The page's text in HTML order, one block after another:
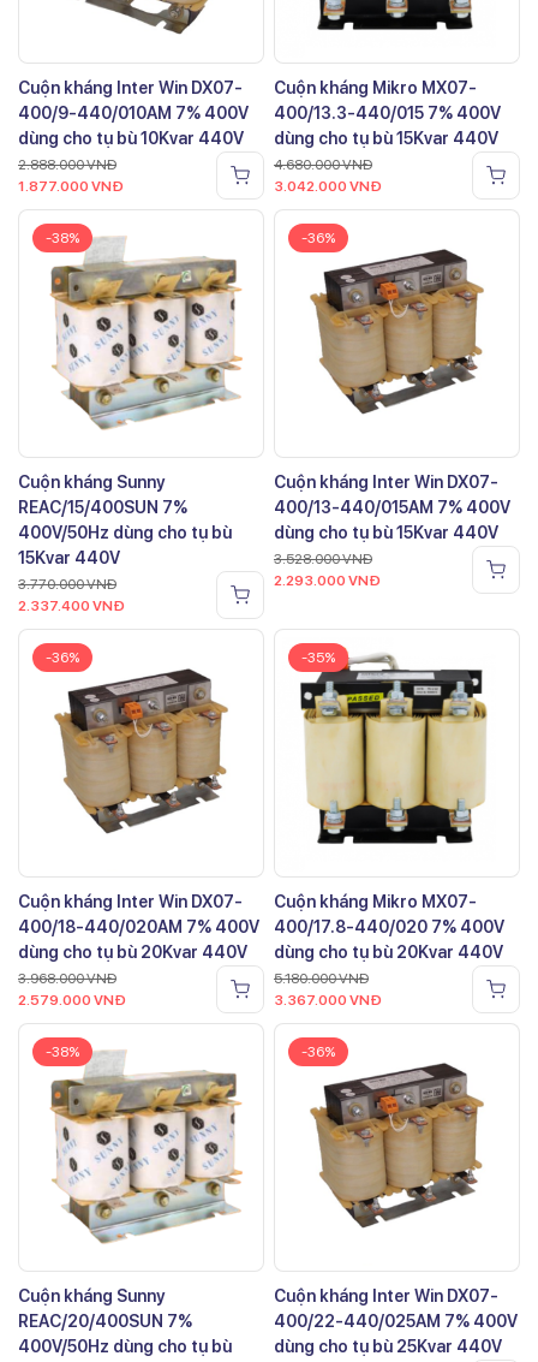
Cuộn kháng Inter Win DX07-
400/9-440/010AM 7% 400V
dùng cho tụ bù 10Kvar 440V
2.888.000VNĐ
1.877.000 VNĐ
Cuộn kháng Mikro MX07-
400/13.3-440/015 7% 400V
dùng cho tụ bù 15Kvar 440V
4.680.000VNĐ
3.042.000 VNĐ
-38%
Cuộn kháng Sunny
REAC/15/400SUN 7%
400V/50Hz dùng cho tụ bù
15Kvar 440V
3.770.000VNĐ
2.337.400 VNĐ
-36%
Cuộn kháng Inter Win DX07-
400/13-440/015AM 7% 400V
dùng cho tụ bù 15Kvar 440V
3.528.000VNĐ
2.293.000 VNĐ
-36%
Cuộn kháng Inter Win DX07-
400/18-440/020AM 7% 400V
dùng cho tụ bù 20Kvar 440V
3.968.000VNĐ
2.579.000 VNĐ
-35%
Cuộn kháng Mikro MX07-
400/17.8-440/020 7% 400V
dùng cho tụ bù 20Kvar 440V
5.180.000VNĐ
3.367.000 VNĐ
-38%
Cuộn kháng Sunny
REAC/20/400SUN 7%
400V/50Hz dùng cho tụ bù
-36%
Cuộn kháng Inter Win DX07-
400/22-440/025AM 7% 400V
dùng cho tụ bù 25Kvar 440V